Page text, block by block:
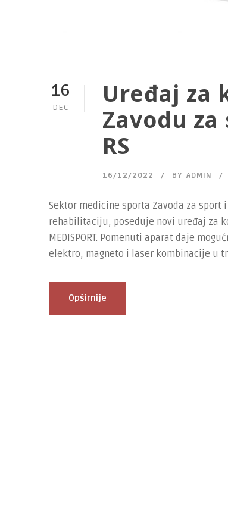
16
DEC
Uređaj za
Zavodu
RS
16/12/2022 BY ADMIN
Sektor medicine sporta Zavoda za
rehabilitaciju, poseduje novi uređaj za
MEDISPORT. Pomenuti aparat daje
elektro, magneto i laser kombinacije u
Opširnije